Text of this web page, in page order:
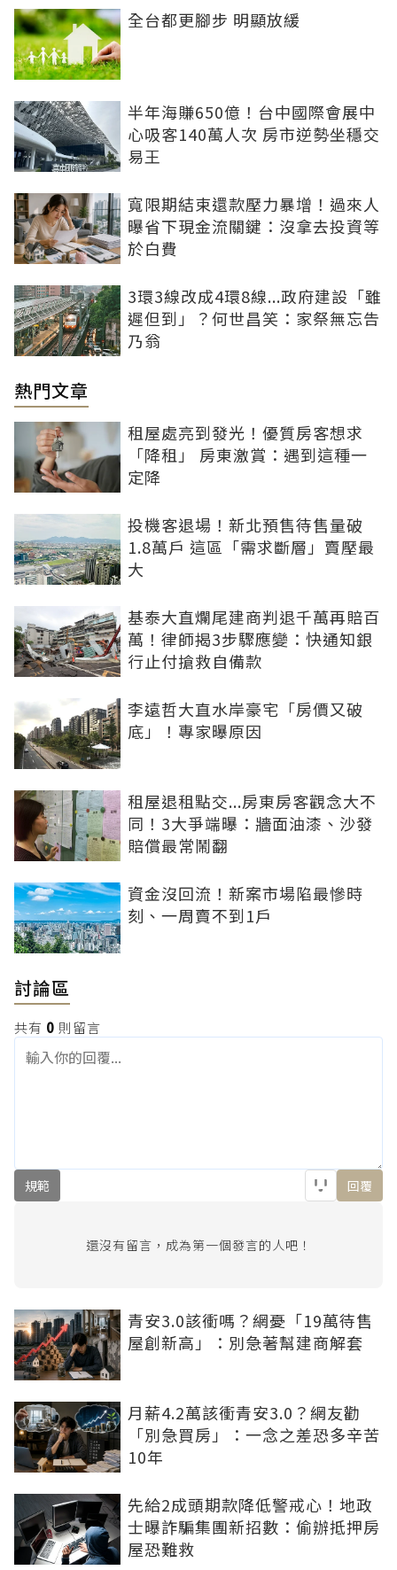
全台都更腳步 明顯放緩
半年海賺650億！台中國際會展中
心吸客140萬人次 房市逆勢坐穩交
易王
寬限期結束還款壓力暴增！過來人
曝省下現金流關鍵：沒拿去投資等
於白費
3環3線改成4環8線...政府建設「雖
遲但到」？何世昌笑：家祭無忘告
乃翁
熱門文章
租屋處亮到發光！優質房客想求
「降租」 房東激賞：遇到這種一
定降
投機客退場！新北預售待售量破
1.8萬戶 這區「需求斷層」賣壓最
大
基泰大直爛尾建商判退千萬再賠百
萬！律師揭3步驟應變：快通知銀
行止付搶救自備款
李遠哲大直水岸豪宅「房價又破
底」！專家曝原因
租屋退租點交...房東房客觀念大不
同！3大爭端曝：牆面油漆、沙發
賠償最常鬧翻
資金沒回流！新案市場陷最慘時
刻、一周賣不到1戶
討論區
共有 0 則留言
規範 回覆
還沒有留言，成為第一個發言的人吧！
青安3.0該衝嗎？網憂「19萬待售
屋創新高」：別急著幫建商解套
月薪4.2萬該衝青安3.0？網友勸
「別急買房」：一念之差恐多辛苦
10年
先給2成頭期款降低警戒心！地政
士曝詐騙集團新招數：偷辦抵押房
屋恐難救